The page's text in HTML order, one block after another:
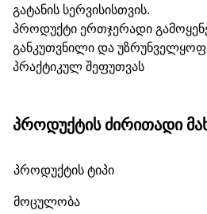
გატანის სერვისისთვის.
პროდუქტი ერთჯერადი
განკუთვნილი და
პრაქტიკულ შეფუთვას
ᲞᲠᲝᲓᲣᲥᲢᲘᲡ ᲫᲘᲠᲘᲗᲐᲓᲘ
პროდუქტის ტიპი
მოცულობა